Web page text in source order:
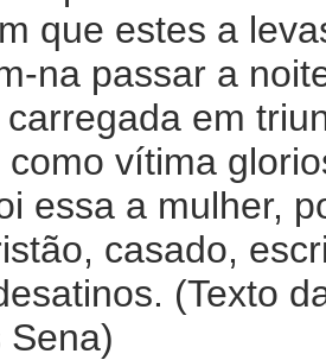
que estes a
na passar a
em
vítima
essa a mulher,
casado,
(Texto
Sena)